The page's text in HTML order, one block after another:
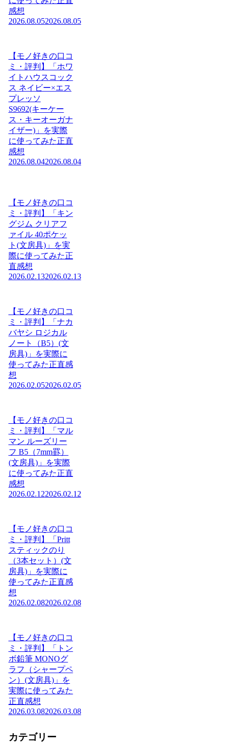
感想
2026.08.052026.08.05
【モノ好きの口コ
ミ・評判】「ホワ
イトハウスコック
ス ネイビー×エス
プレッソ
S9692(キーケー
ス・キーオーガナ
イザー)」を実際
に使ってみた正直
感想
2026.08.042026.08.04
【モノ好きの口コ
ミ・評判】「キン
グジム クリアフ
ァイル 40ポケッ
ト(文房具)」を実
際に使ってみた正
直感想
2026.02.132026.02.13
【モノ好きの口コ
ミ・評判】「ナカ
バヤシ ロジカル
ノート（B5）(文
房具)」を実際に
使ってみた正直感
想
2026.02.052026.02.05
【モノ好きの口コ
ミ・評判】「マル
マン ルーズリー
フ B5（7mm罫）
(文房具)」を実際
に使ってみた正直
感想
2026.02.122026.02.12
【モノ好きの口コ
ミ・評判】「Pritt
スティックのり
（3本セット）(文
房具)」を実際に
使ってみた正直感
想
2026.02.082026.02.08
【モノ好きの口コ
ミ・評判】「トン
ボ鉛筆 MONOグ
ラフ（シャープペ
ン）(文房具)」を
実際に使ってみた
正直感想
2026.03.082026.03.08
カテゴリー